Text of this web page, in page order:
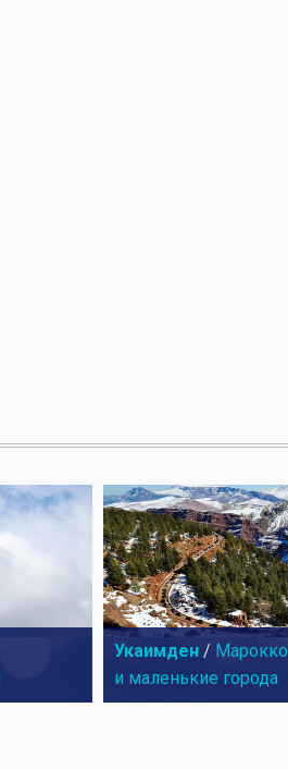
Укаимден / Марокко
и маленькие города